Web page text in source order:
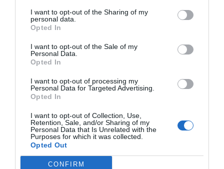
I want to opt-out of the Sharing of my
personal data.
Opted In
I want to opt-out of the Sale of my
Personal Data.
Opted In
I want to opt-out of processing my
Personal Data for Targeted Advertising.
Opted In
I want to opt-out of Collection, Use,
Retention, Sale, and/or Sharing of my
Personal Data that Is Unrelated with the
Purposes for which it was collected.
Opted Out
CONFIRM
Det blir omöjligt att göra ingenting
och få bidrag...
1 år sedan 463
hyra och mat